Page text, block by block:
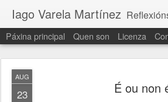
Iago Varela Martínez Reflexións e outras
Páxina principal Quen son Licenza
AUG
23 É ou non